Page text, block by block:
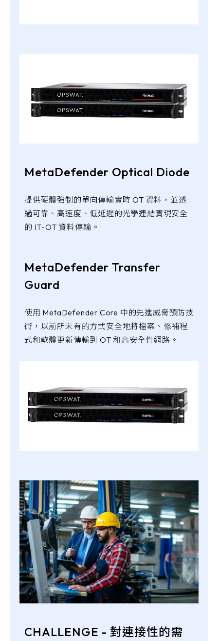
MetaDefender Optical Diode
提供硬體強制的單向傳輸實時 OT 資料，並透
過可靠、高速度、低延遲的光學連結實現安全
的 IT-OT 資料傳輸。
MetaDefender Transfer
Guard
使用 MetaDefender Core 中的先進威脅預防技
術，以前所未有的方式安全地將檔案、修補程
式和軟體更新傳輸到 OT 和高安全性網路。
CHALLENGE - 對連接性的需